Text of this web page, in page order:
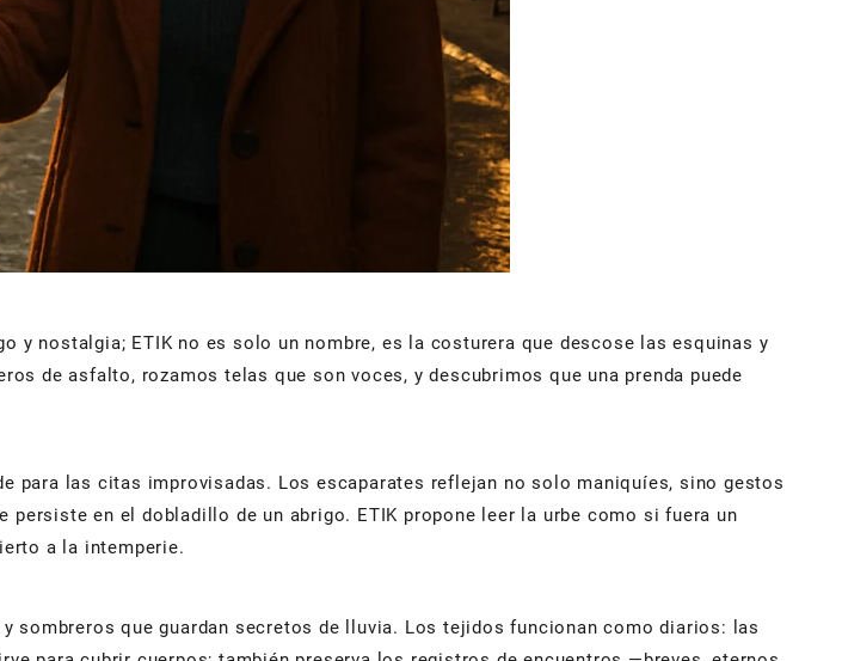
y nostalgia; ETIK no es solo un nombre, es la costurera que descose las esquinas y
de asfalto, rozamos telas que son voces, y descubrimos que una prenda puede
para las citas improvisadas. Los escaparates reflejan no solo maniquíes, sino gestos
persiste en el dobladillo de un abrigo. ETIK propone leer la urbe como si fuera un
a la intemperie.
sombreros que guardan secretos de lluvia. Los tejidos funcionan como diarios: las